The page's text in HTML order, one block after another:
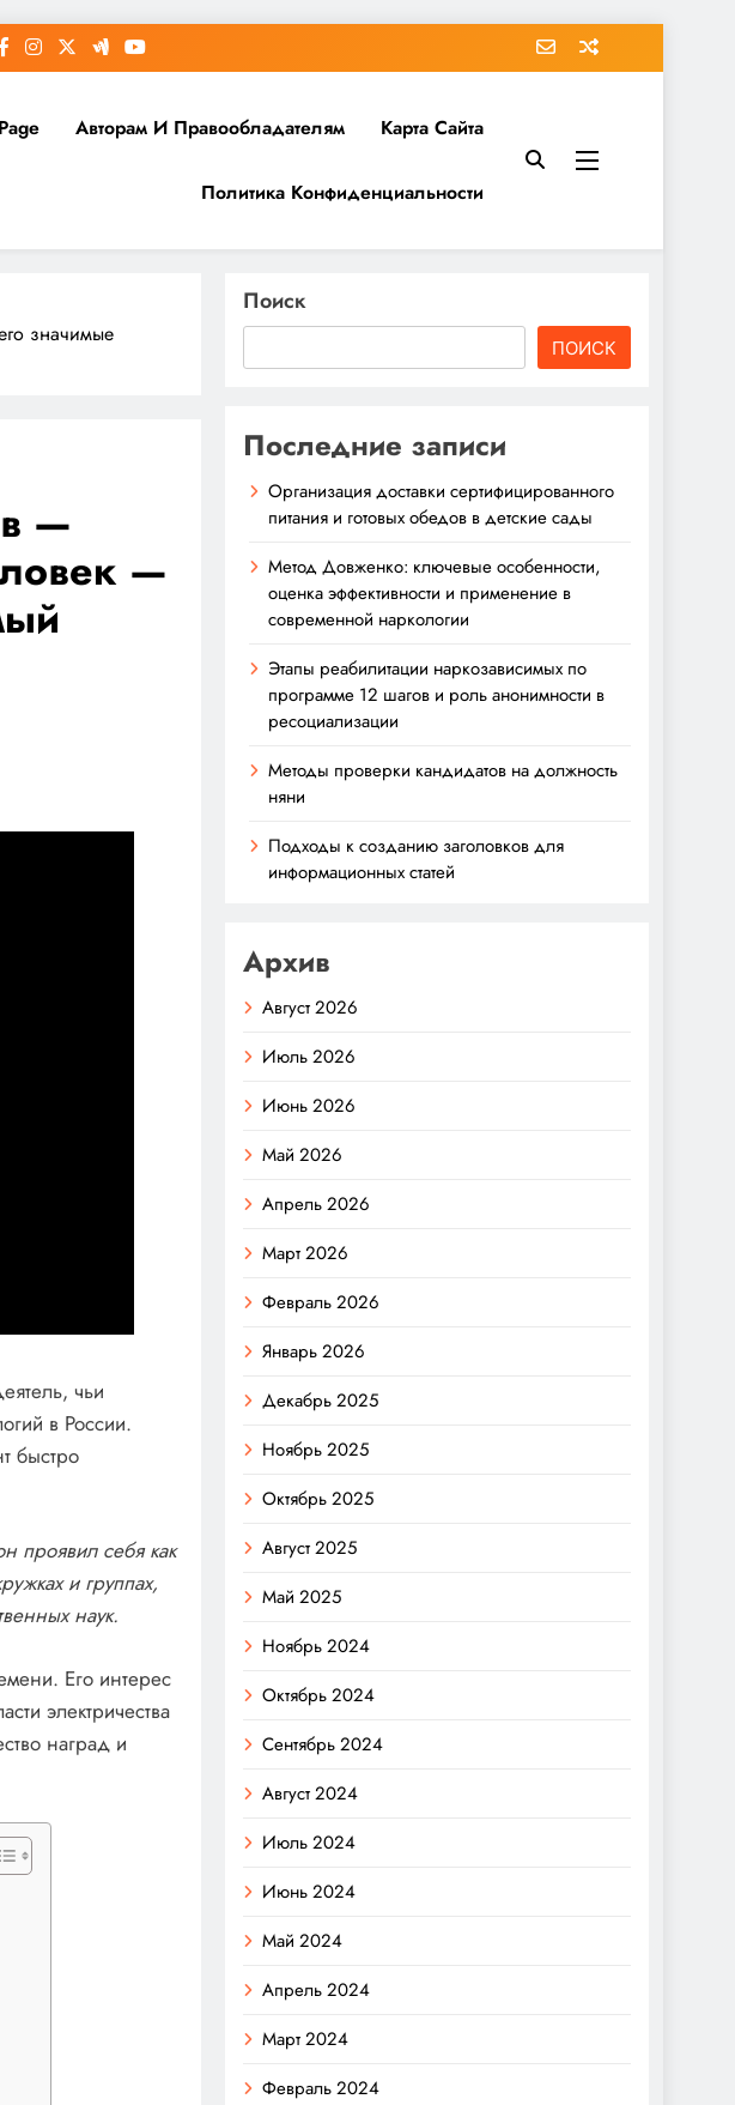
Авторам И Правообладателям Карта Сайта
Политика Конфиденциальности
значимые
—
—
чьи
в России.
быстро
проявил себя как
и группах,
наук.
Его интерес
электричества
наград и
Поиск
ПОИСК
Последние записи
Организация доставки сертифицированного
питания и готовых обедов в детские сады
Метод Довженко: ключевые особенности,
оценка эффективности и применение в
современной наркологии
Этапы реабилитации наркозависимых по
программе 12 шагов и роль анонимности в
ресоциализации
Методы проверки кандидатов на должность
няни
Подходы к созданию заголовков для
информационных статей
Архив
Август 2026
Июль 2026
Июнь 2026
Май 2026
Апрель 2026
Март 2026
Февраль 2026
Январь 2026
Декабрь 2025
Ноябрь 2025
Октябрь 2025
Август 2025
Май 2025
Ноябрь 2024
Октябрь 2024
Сентябрь 2024
Август 2024
Июль 2024
Июнь 2024
Май 2024
Апрель 2024
Март 2024
Февраль 2024